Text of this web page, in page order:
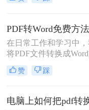
转word文档格式免费呢
现PDF到Word的转换。
在日常工作和学习中
将PDF文件转换成
辑。那么怎么不花钱把
呢？以下是三种可以免
选择最适合的方式。
赞 踩